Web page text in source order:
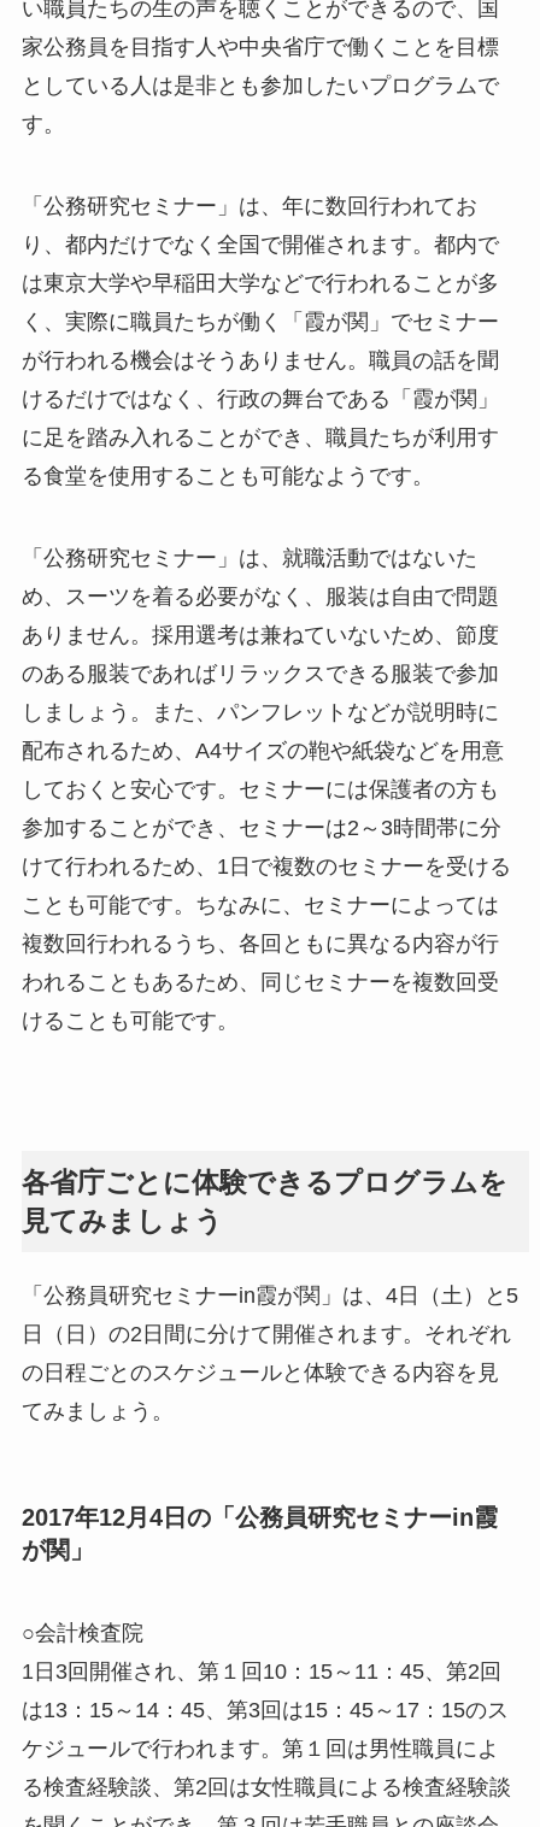
い職員たちの生の声を聴くことができるので、国
家公務員を目指す人や中央省庁で働くことを目標
としている人は是非とも参加したいプログラムで
す。
「公務研究セミナー」は、年に数回行われてお
り、都内だけでなく全国で開催されます。都内で
は東京大学や早稲田大学などで行われることが多
く、実際に職員たちが働く「霞が関」でセミナー
が行われる機会はそうありません。職員の話を聞
けるだけではなく、行政の舞台である「霞が関」
に足を踏み入れることができ、職員たちが利用す
る食堂を使用することも可能なようです。
「公務研究セミナー」は、就職活動ではないた
め、スーツを着る必要がなく、服装は自由で問題
ありません。採用選考は兼ねていないため、節度
のある服装であればリラックスできる服装で参加
しましょう。また、パンフレットなどが説明時に
配布されるため、A4サイズの鞄や紙袋などを用意
しておくと安心です。セミナーには保護者の方も
参加することができ、セミナーは2～3時間帯に分
けて行われるため、1日で複数のセミナーを受ける
ことも可能です。ちなみに、セミナーによっては
複数回行われるうち、各回ともに異なる内容が行
われることもあるため、同じセミナーを複数回受
けることも可能です。
各省庁ごとに体験できるプログラムを
見てみましょう
「公務員研究セミナーin霞が関」は、4日（土）と5
日（日）の2日間に分けて開催されます。それぞれ
の日程ごとのスケジュールと体験できる内容を見
てみましょう。
2017年12月4日の「公務員研究セミナーin霞
が関」
○会計検査院
1日3回開催され、第１回10：15～11：45、第2回
は13：15～14：45、第3回は15：45～17：15のス
ケジュールで行われます。第１回は男性職員によ
る検査経験談、第2回は女性職員による検査経験談